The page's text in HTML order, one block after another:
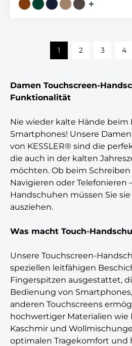
1 2 3 4
Damen Touchscreen-
Funktionalität
Nie wieder kalte Hände beim
Smartphones! Unsere
von KESSLER® sind die
die auch in der kalten
möchten. Ob beim
Navigieren oder Telefonieren
Handschuhen müssen Sie
ausziehen.
Was macht Touch-
Unsere Touchscreen-
speziellen leitfähigen
Fingerspitzen ausgestattet,
Bedienung von
anderen Touchscreens
hochwertiger Materialien wie
Kaschmir und
optimalen Tragekomfort und